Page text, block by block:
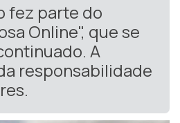
fez parte do
Online", que se
A
responsabilidade